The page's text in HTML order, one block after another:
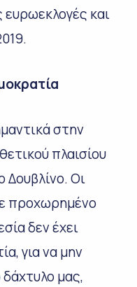
και
στην
πλαισίου
Δουβλίνο. Οι
προχωρημένο
δεν έχει
για να μην
μας,